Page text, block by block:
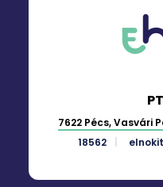
7622 Pécs, Vasvári
18562